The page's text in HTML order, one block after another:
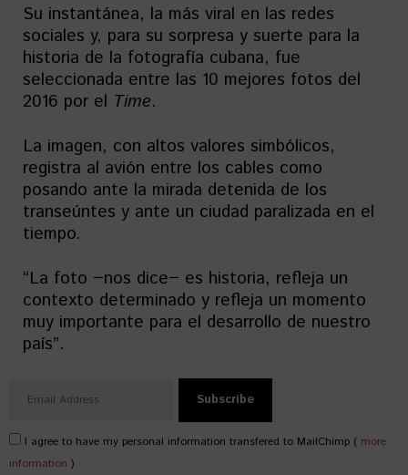
Su instantánea, la más viral en las redes
sociales y, para su sorpresa y suerte para la
historia de la fotografía cubana, fue
seleccionada entre las 10 mejores fotos del
2016 por el Time.
La imagen, con altos valores simbólicos,
registra al avión entre los cables como
posando ante la mirada detenida de los
transeúntes y ante un ciudad paralizada en el
tiempo.
“La foto −nos dice− es historia, refleja un
contexto determinado y refleja un momento
muy importante para el desarrollo de nuestro
país”.
I agree to have my personal information transfered to MailChimp ( more
information )